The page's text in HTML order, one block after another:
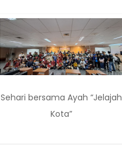
Sehari bersama Ayah “Jelajah
Kota”